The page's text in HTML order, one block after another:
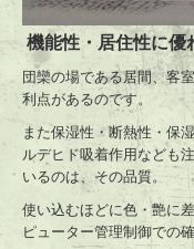
機能性・居住性に優
団欒の場である居間、客
利点があるのです。
また保湿性・断熱性・保
ルデヒド吸着作用なども
いるのは、その品質。
使い込むほどに色・艶に
ピューター管理制御での